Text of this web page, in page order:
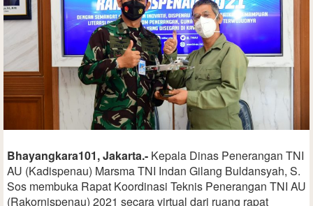
Bhayangkara101, Jakarta.- Kepala Dinas Penerangan TNI
AU (Kadispenau) Marsma TNI Indan Gilang Buldansyah, S.
Sos membuka Rapat Koordinasi Teknis Penerangan TNI AU
(Rakornispenau) 2021 secara virtual dari ruang rapat